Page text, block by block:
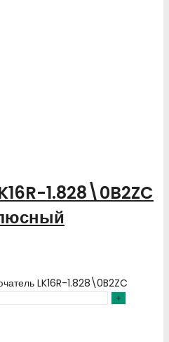
1.828\0B2ZC
LK16R-1.828\0B2ZC